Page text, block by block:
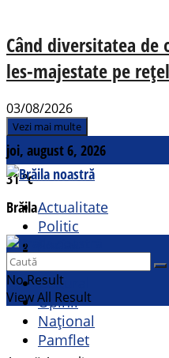
Când diversitatea
les-majestate pe
03/08/2026
Vezi mai multe
joi, august 6, 2026
31°c
Brăila
Contact
Actualitate
Politic
Cultural
Opinii
Național
Pamflet
No Result
View All Result